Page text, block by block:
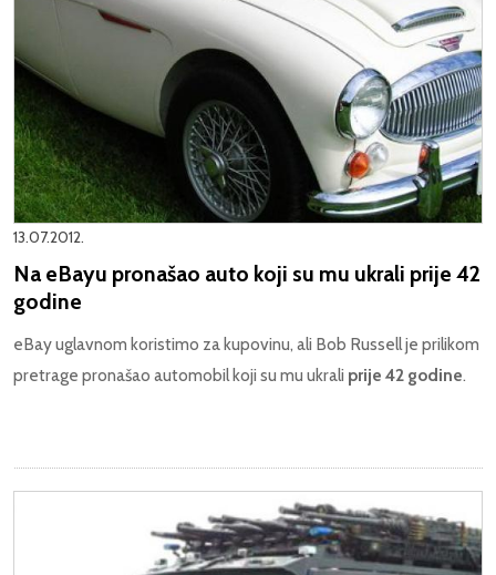
13.07.2012.
Na eBayu pronašao auto koji su mu ukrali prije 42
godine
eBay uglavnom koristimo za kupovinu, ali Bob Russell je prilikom
pretrage pronašao automobil koji su mu ukrali prije 42 godine.